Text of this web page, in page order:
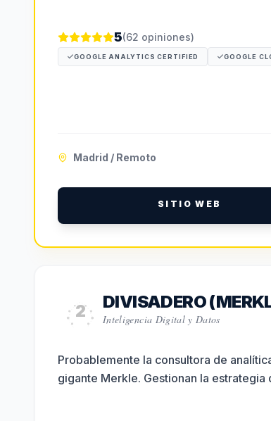
5(62 opiniones)
GOOGLE ANALYTICS CERTIFIED GOOGLE
Madrid / Remoto
SITIO WEB
2 DIVISADERO
Inteligencia Digital y Datos
Probablemente la consultora de
gigante Merkle. Gestionan la